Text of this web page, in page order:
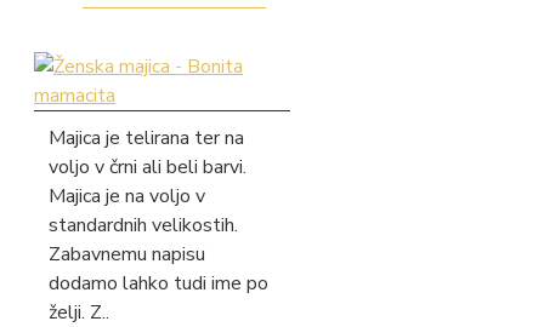
Majica je telirana ter na
voljo v črni ali beli barvi.
Majica je na voljo v
standardnih velikostih.
Zabavnemu napisu
dodamo lahko tudi ime po
želji. Z..